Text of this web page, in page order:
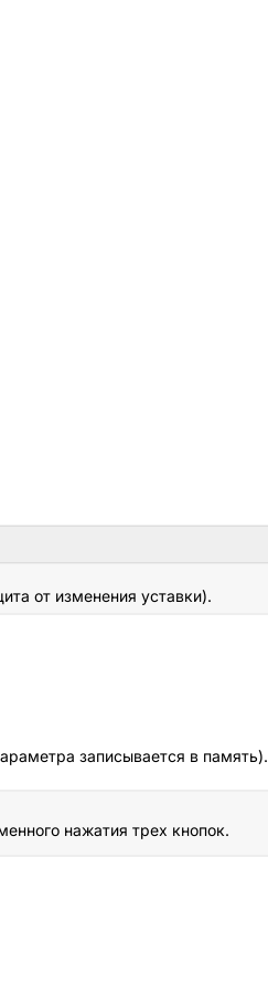
от изменения уставки).
записывается в память).
нажатия трех кнопок.